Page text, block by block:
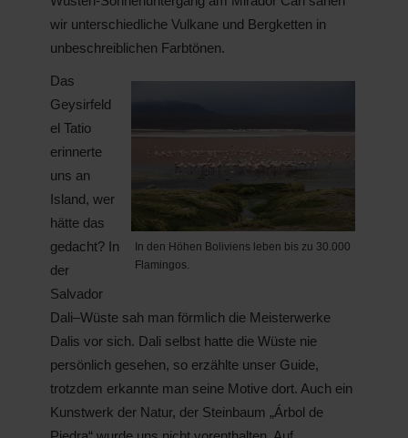
wir unterschiedliche Vulkane und Bergketten in
unbeschreiblichen Farbtönen.
In den Höhen Boliviens leben bis zu 30.000
Flamingos.
Das
Geysirfeld
el Tatio
erinnerte
uns an
Island, wer
hätte das
gedacht? In
der
Salvador
Dali–Wüste sah man förmlich die Meisterwerke
Dalis vor sich. Dali selbst hatte die Wüste nie
persönlich gesehen, so erzählte unser Guide,
trotzdem erkannte man seine Motive dort. Auch ein
Kunstwerk der Natur, der Steinbaum „Árbol de